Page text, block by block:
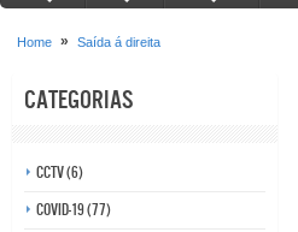
Home » Saída á direita
Categorias
CCTV (6)
COVID-19 (77)